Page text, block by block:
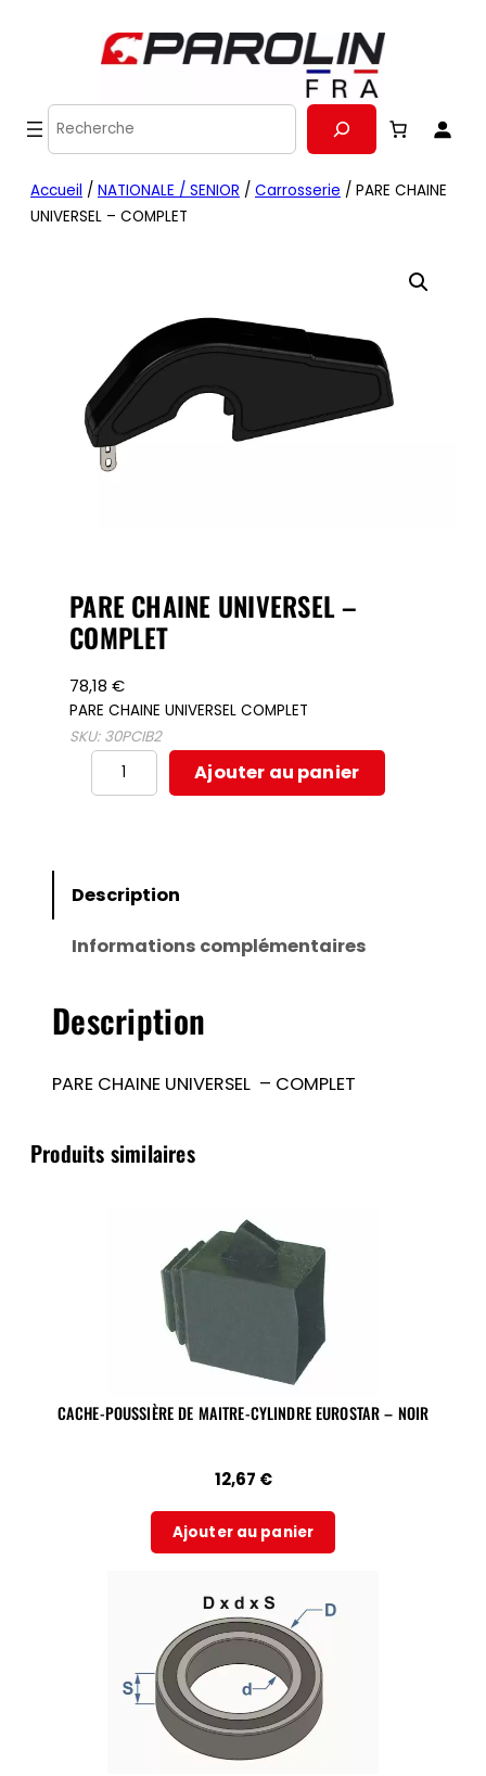
Recherche
Accueil / NATIONALE / SENIOR / Carrosserie / PARE CHAINE
UNIVERSEL – COMPLET
PARE CHAINE UNIVERSEL –
COMPLET
78,18€
PARE CHAINE UNIVERSEL COMPLET
SKU: 30PCIB2
quantité
de
UNIVERSEL
COMPLET
Ajouter au panier
Description
Informations complémentaires
Description
PARE CHAINE UNIVERSEL – COMPLET
Produits similaires
CACHE-POUSSIÈRE DE MAITRE-CYLINDRE EUROSTAR – NOIR
12,67 €
Ajouter au panier